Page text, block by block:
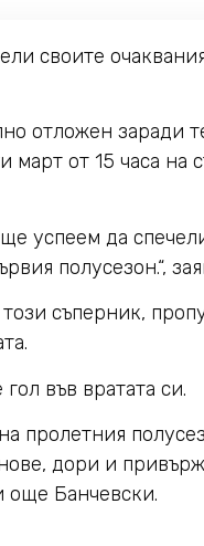
своите
отложен заради
от 15 часа на
успеем да
полусезон.“,
съперник,
във вратата си.
пролетния
дори и
още Банчевски.